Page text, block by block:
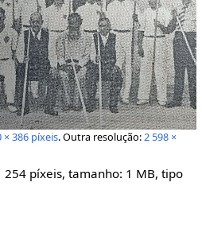
× 386 píxeis.Outra resolução:2 598 ×
254 píxeis, tamanho: 1 MB, tipo